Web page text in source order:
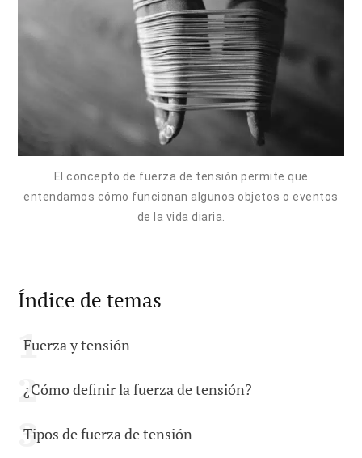
El concepto de fuerza de tensión permite que
entendamos cómo funcionan algunos objetos o eventos
de la vida diaria.
Índice de temas
Fuerza y tensión
¿Cómo definir la fuerza de tensión?
Tipos de fuerza de tensión